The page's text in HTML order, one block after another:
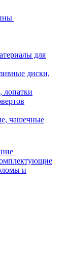
для
диски,
лопатки
чашечные
и